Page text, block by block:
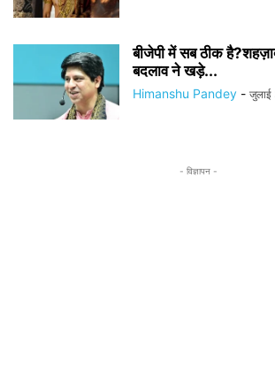
बीजेपी में सब ठीक
बदलाव ने खड़े...
Himanshu Pandey -
- विज्ञापन -